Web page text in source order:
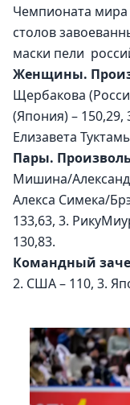
Чемпионата мира
столов
маски пели
Женщины.
Щербакова
(Япония) – 150,29,
Елизавета
Пары.
Мишина/
Алекса Симека/
133,63, 3.
130,83.
Командный
2. США – 110, 3.